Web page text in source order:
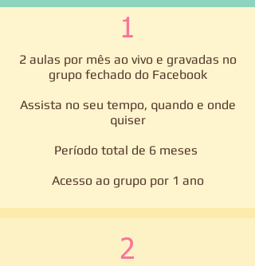
1
2 aulas por mês ao vivo e gravadas no
grupo fechado do Facebook
Assista no seu tempo, quando e onde
quiser
Período total de 6 meses
Acesso ao grupo por 1 ano
2